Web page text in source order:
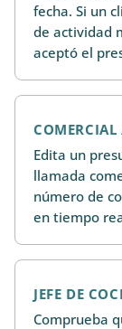
fecha. Si un
de actividad
aceptó el
COMERCIAL
Edita un
llamada
número de
en tiempo
JEFE DE
Comprueba